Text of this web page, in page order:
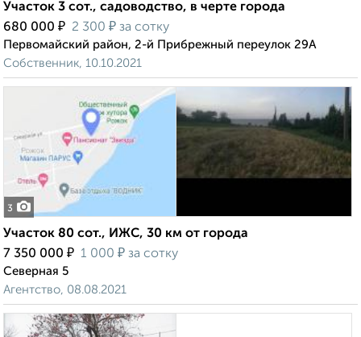
Участок 3 сот., садоводство, в черте города
680 000 ₽ 2 300 ₽ за сотку
Первомайский район, 2-й Прибрежный переулок 29А
Собственник, 10.10.2021
3
Участок 80 сот., ИЖС, 30 км от города
7 350 000 ₽ 1 000 ₽ за сотку
Северная 5
Агентство, 08.08.2021